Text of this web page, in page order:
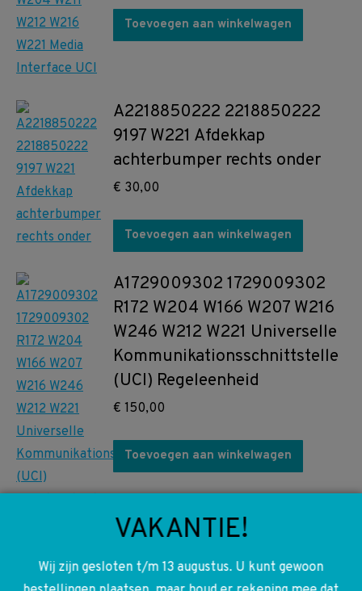
Toevoegen aan winkelwagen
A2218850222 2218850222
9197 W221 Afdekkap
achterbumper rechts onder
€ 30,00
Toevoegen aan winkelwagen
A1729009302 1729009302
R172 W204 W166 W207 W216
W246 W212 W221 Universelle
Kommunikationsschnittstelle
(UCI) Regeleenheid
€ 150,00
Toevoegen aan winkelwagen
A2217200989 9E38
2217200989 W221 Deurpaneel
VAKANTIE!
Wij zijn gesloten t/m 13 augustus. U kunt gewoon